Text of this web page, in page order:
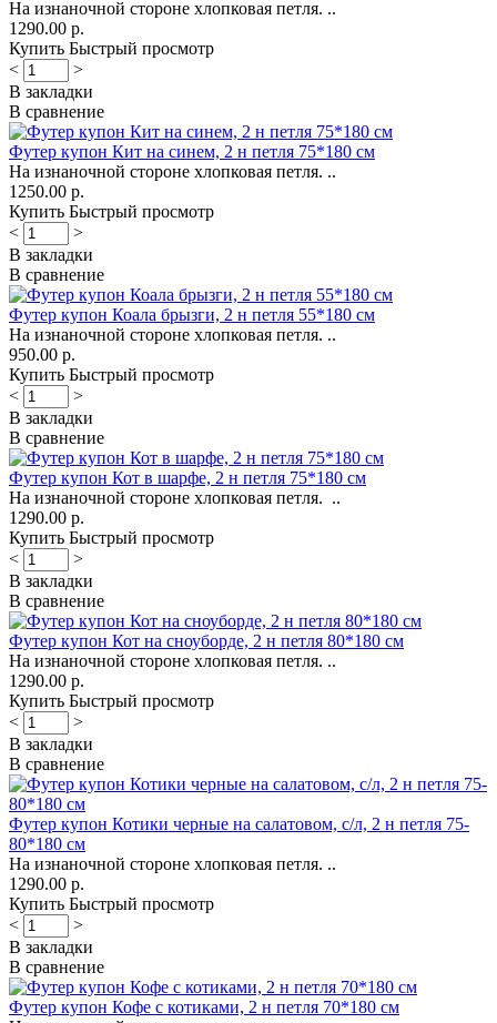
На изнаночной стороне хлопковая петля. ..
1290.00 р.
Купить Быстрый просмотр
<
>
В закладки
В сравнение
Футер купон Кит на синем, 2 н петля 75*180 см
На изнаночной стороне хлопковая петля. ..
1250.00 р.
Купить Быстрый просмотр
<
>
В закладки
В сравнение
Футер купон Коала брызги, 2 н петля 55*180 см
На изнаночной стороне хлопковая петля. ..
950.00 р.
Купить Быстрый просмотр
<
>
В закладки
В сравнение
Футер купон Кот в шарфе, 2 н петля 75*180 см
На изнаночной стороне хлопковая петля. ..
1290.00 р.
Купить Быстрый просмотр
<
>
В закладки
В сравнение
Футер купон Кот на сноуборде, 2 н петля 80*180 см
На изнаночной стороне хлопковая петля. ..
1290.00 р.
Купить Быстрый просмотр
<
>
В закладки
В сравнение
Футер купон Котики черные на салатовом, с/л, 2 н петля 75-
80*180 см
На изнаночной стороне хлопковая петля. ..
1290.00 р.
Купить Быстрый просмотр
<
>
В закладки
В сравнение
Футер купон Кофе с котиками, 2 н петля 70*180 см